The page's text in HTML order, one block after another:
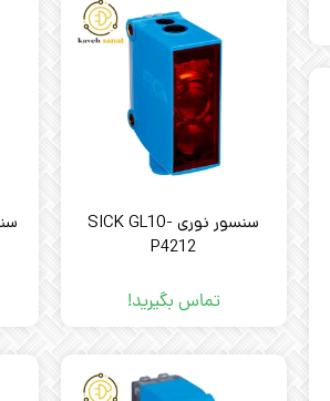
سنسور نوری SICK GL10-
P4212
تماس بگیرید!